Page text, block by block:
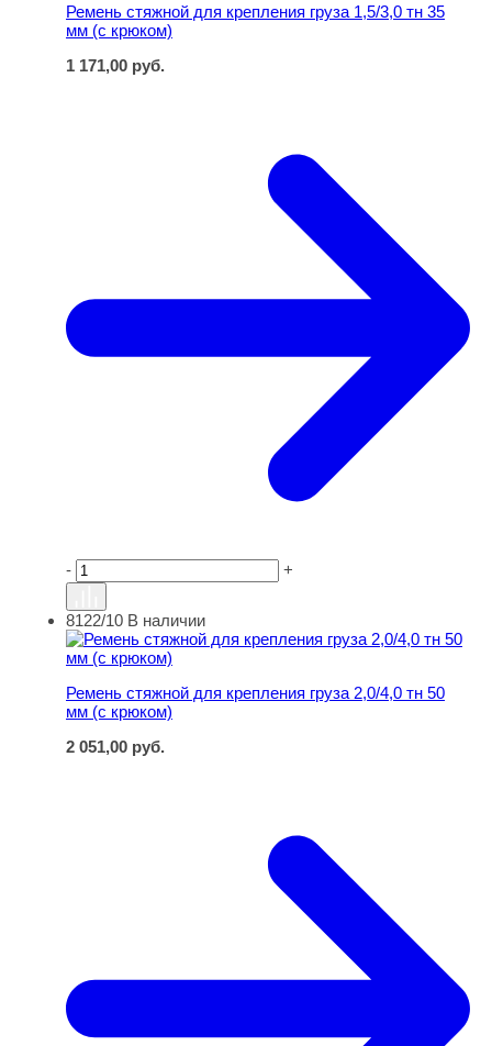
Ремень стяжной для крепления груза 1,5/3,0 тн 35
мм (с крюком)
1 171,00 руб.
- +
Ремень стяжной для крепления груза 2,0/4,0 тн 50 мм
8122/10 В наличии
Ремень стяжной для крепления груза 2,0/4,0 тн 50
мм (с крюком)
2 051,00 руб.